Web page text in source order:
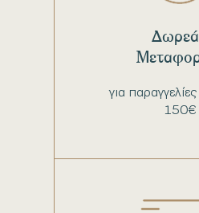
για
150€